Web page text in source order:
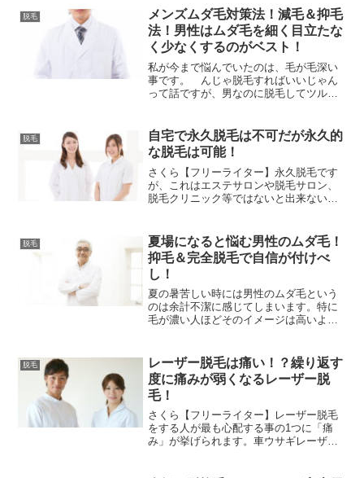
が、より使用例が高い光脱毛法を大きく
分けると2種類に分ける事が...
脱毛
メンズムダ毛対策法！減毛＆抑毛
法！男性はムダ毛を細く目立たな
く少なくするのがベスト！
私が今まで悩んでいたのは、毛が毛深い
事です。 んじゃ脱毛すればいいじゃん
って話ですが、男なのに脱毛してツルツ
なら永久脱毛ではなくて、多くて、太く
濃いムダ毛を薄く、...
脱毛
自宅で永久脱毛は不可だが永久的
な脱毛は可能！
さくら【フリーライター】永久脱毛です
が、これはエステサロンや脱毛サロン、
脱毛クリニック等ではないと出来ないの
か？との疑問が多いです。車ウサギ確か
に気になります。自宅で出...
脱毛
夏場になると悩む男性のムダ毛！
抑毛＆完全脱毛で自信が付けべ
し！
夏の暑苦しい時には男性のムダ毛という
のは余計不潔に感じてしまいます。特に
毛が濃い人ほどそのイメージは高いよう
悪いという事にならないように、肌を露
出する夏までには毛を自然...
脱毛
レーザー脱毛は痛い！？繰り返す
度に痛みが弱くなるレーザー脱
毛！
さくら【フリーライター】レーザー脱毛
をする人が最も心配する事の1つに「痛
み」が挙げられます。車ウサギレーザー